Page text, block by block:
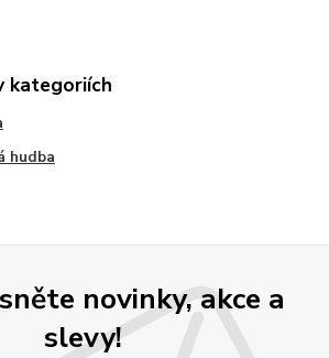
kategoriích
hudba
novinky, akce a
slevy!